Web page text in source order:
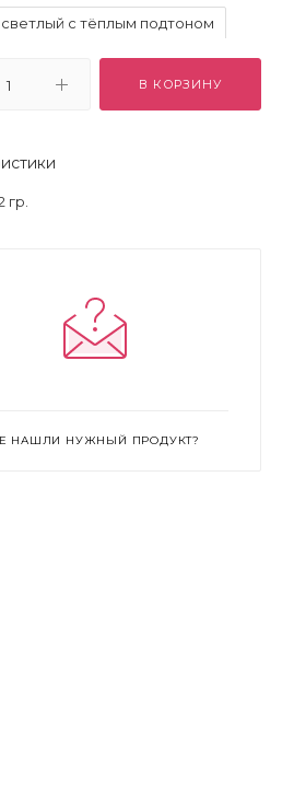
светлый с тёплым подтоном
- очень светлый с холодным
подтоном
- тёмный с натуральным
Golden Amber
В КОРЗИНУ
гр.
НАШЛИ НУЖНЫЙ ПРОДУКТ?